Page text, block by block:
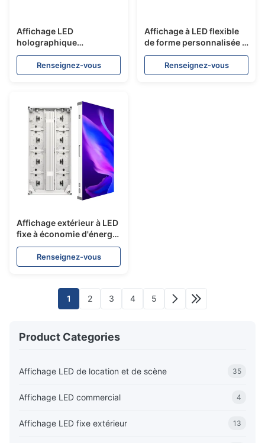
Affichage LED
holographique
transparent - série HT
Renseignez-vous
Affichage à LED flexible
de forme personnalisée -
série FL
Renseignez-vous
Affichage extérieur à LED
fixe à économie d'énergie
ultra - série FP250
Renseignez-vous
1 2 3 4 5
Product Categories
Affichage LED de location et de scène 35
Affichage LED commercial 4
Affichage LED fixe extérieur 13